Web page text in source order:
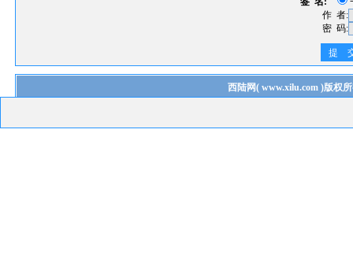
作 者:
密 码:
提
西陆网( www.xilu.com)版权